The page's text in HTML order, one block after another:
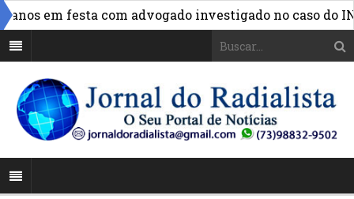
em festa com advogado investigado no caso do INSS